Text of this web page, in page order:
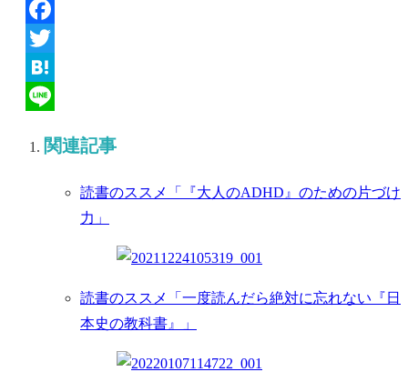
Facebook
Twitter
Hatena
関連記事
読書のススメ「『大人のADHD』のための片づけ
力」
読書のススメ「一度読んだら絶対に忘れない『日
本史の教科書』」